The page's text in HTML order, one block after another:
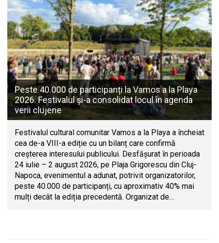
Peste 40.000 de participanți la Vamos a la Playa
2026. Festivalul și-a consolidat locul în agenda
verii clujene
Festivalul cultural comunitar Vamos a la Playa a încheiat
cea de-a VIII-a ediție cu un bilanț care confirmă
creșterea interesului publicului. Desfășurat în perioada
24 iulie – 2 august 2026, pe Plaja Grigorescu din Cluj-
Napoca, evenimentul a adunat, potrivit organizatorilor,
peste 40.000 de participanți, cu aproximativ 40% mai
mulți decât la ediția precedentă. Organizat de…